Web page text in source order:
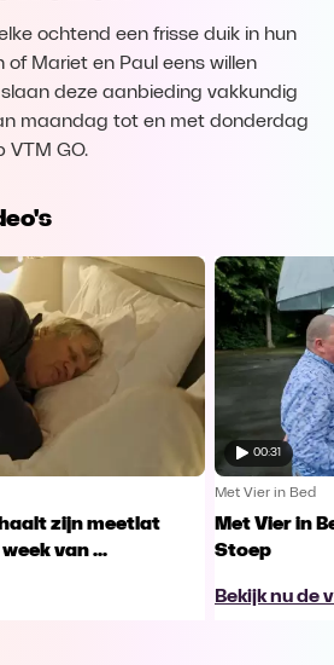
ochtend een frisse duik in hun
of Mariet en Paul eens willen
deze aanbieding vakkundig
maandag tot en met donderdag
VTM GO.
zijn meetlat
van ...
00:31
Met Vier in Bed
Met Vier in
Stoep
Bekijk nu de